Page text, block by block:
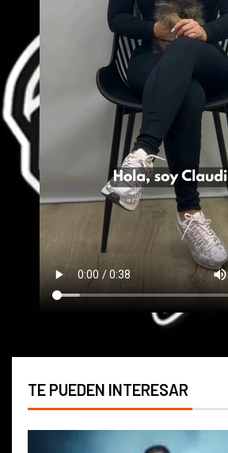
TE PUEDEN INTERESAR